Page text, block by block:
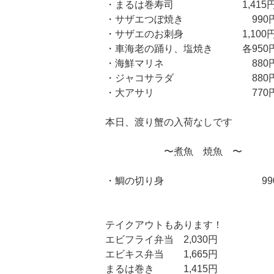
・まるは巻寿司 1,415円
・サザエつぼ焼き 990
・サザエのお刺身 1,100円
・車海老の踊り、塩焼き 各950
・海鮮マリネ 880
・ジャコサラダ 880
・大アサリ 770
本日、渡り蟹の入荷なしです
〜煮魚 焼魚 〜
・鯛の切り身 990
テイクアウトもあります！
エビフライ弁当 2,030円
エビキス弁当 1,665円
まるは巻き 1,415円